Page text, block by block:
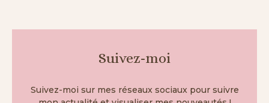
Suivez-moi
Suivez-moi sur mes réseaux sociaux pour suivre